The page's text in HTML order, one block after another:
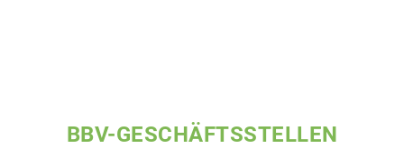
BBV-GESCHÄFTSSTELLEN